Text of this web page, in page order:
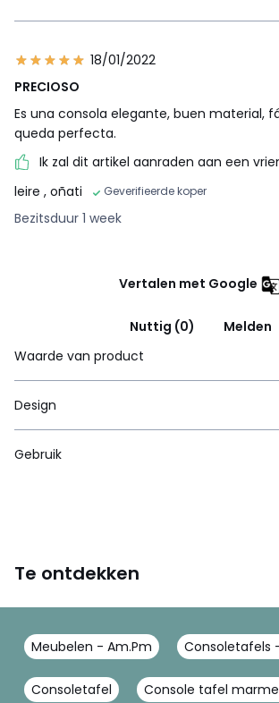
18/01/2022
PRECIOSO
Es una consola elegante, buen material,
queda perfecta.
Ik zal dit artikel aanraden aan een
leire , oñati Geverifieerde koper
Bezitsduur 1 week
Vertalen met Google
Nuttig (0)
Melden
Waarde van product
Design
Gebruik
Te ontdekken
Meubelen - Am.Pm Consoletafels
Consoletafel Console tafel